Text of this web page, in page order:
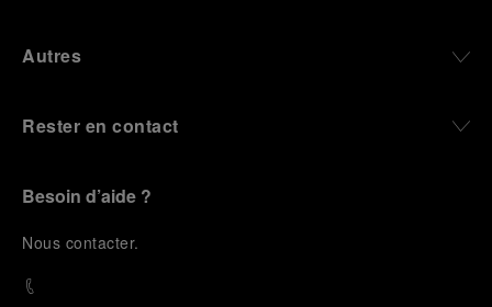
Autres
Rester en contact
Besoin d’aide ?
Nous contacter.